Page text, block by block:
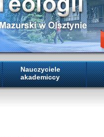
Nauczyciele
akademiccy